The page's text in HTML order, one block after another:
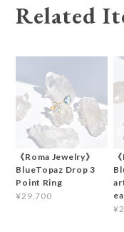
Related
《Roma Jewelry》
BlueTopaz Drop 3
Point Ring
¥29,700